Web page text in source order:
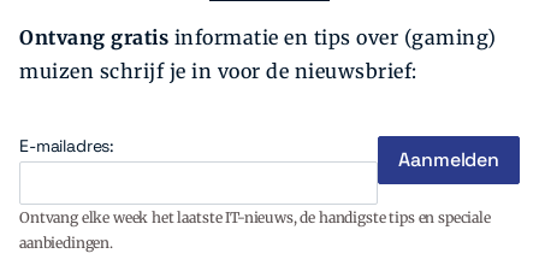
Ontvang gratis informatie en tips over (gaming)
muizen schrijf je in voor de nieuwsbrief:
E-mailadres:
Ontvang elke week het laatste IT-nieuws, de handigste tips en speciale
aanbiedingen.